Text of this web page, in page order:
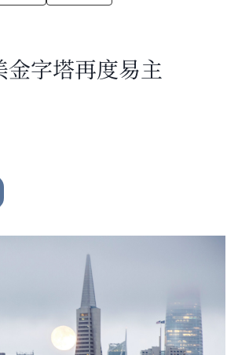
金字塔再度易主